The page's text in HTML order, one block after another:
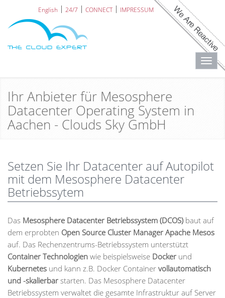
English 24/7 CONNECT IMPRESSUM
Ihr Anbieter für Mesosphere
Datacenter Operating System in
Aachen - Clouds Sky GmbH
Setzen Sie Ihr Datacenter auf Autopilot
mit dem Mesosphere Datacenter
Betriebssytem
Das Mesosphere Datacenter Betriebssystem (DCOS) baut auf
dem erprobten Open Source Cluster Manager Apache Mesos
auf. Das Rechenzentrums-Betriebssystem unterstützt
Container Technologien wie beispielsweise Docker und
Kubernetes und kann z.B. Docker Container vollautomatisch
und -skalierbar starten. Das Mesosphere Datacenter
Betriebssystem verwaltet die gesamte Infrastruktur auf Server